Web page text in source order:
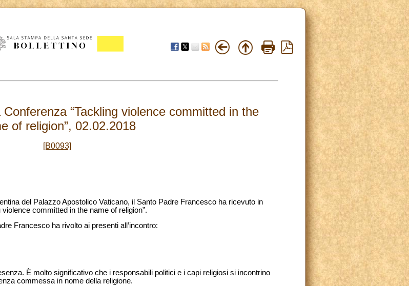
“Tackling violence committed in the
of religion”, 02.02.2018
[B0093]
del Palazzo Apostolico Vaticano, il Santo Padre Francesco ha ricevuto in
committed in the name of religion”.
Francesco ha rivolto ai presenti all’incontro:
È molto significativo che i responsabili politici e i capi religiosi si incontrino
commessa in nome della religione.